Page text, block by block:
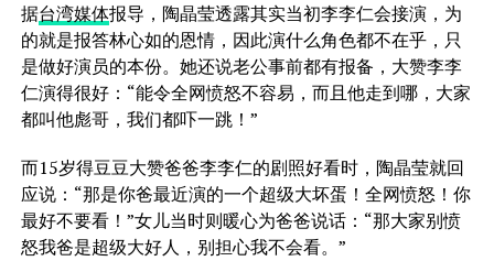
据台湾媒体报导，陶晶莹透露其实当初李李仁会接演，为
的就是报答林心如的恩情，因此演什么角色都不在乎，只
是做好演员的本份。她还说老公事前都有报备，大赞李李
仁演得很好：“能令全网愤怒不容易，而且他走到哪，大家
都叫他彪哥，我们都吓一跳！”
而15岁得豆豆大赞爸爸李李仁的剧照好看时，陶晶莹就回
应说：“那是你爸最近演的一个超级大坏蛋！全网愤怒！你
最好不要看！”女儿当时则暖心为爸爸说话：“那大家别愤
怒我爸是超级大好人，别担心我不会看。”